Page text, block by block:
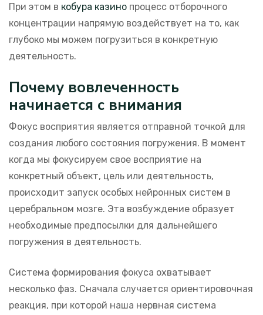
При этом в кобура казино процесс отборочного
концентрации напрямую воздействует на то, как
глубоко мы можем погрузиться в конкретную
деятельность.
Почему вовлеченность
начинается с внимания
Фокус восприятия является отправной точкой для
создания любого состояния погружения. В момент
когда мы фокусируем свое восприятие на
конкретный объект, цель или деятельность,
происходит запуск особых нейронных систем в
церебральном мозге. Эта возбуждение образует
необходимые предпосылки для дальнейшего
погружения в деятельность.
Система формирования фокуса охватывает
несколько фаз. Сначала случается ориентировочная
реакция, при которой наша нервная система